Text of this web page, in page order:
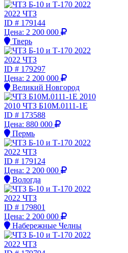
2022 ЧТЗ
ID # 179144
Цена: 2 200 000
Тверь
2022 ЧТЗ
ID # 179297
Цена: 2 200 000
Великий Новгород
2010 ЧТЗ Б10М.0111-1Е
ID # 173588
Цена: 880 000
Пермь
2022 ЧТЗ
ID # 179124
Цена: 2 200 000
Вологда
2022 ЧТЗ
ID # 179801
Цена: 2 200 000
Набережные Челны
2022 ЧТЗ